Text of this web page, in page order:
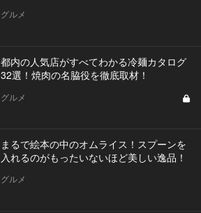
グルメ
都内の人気店がすべてわかる冷麺カタログ
32選！焼肉の名脇役を徹底取材！
グルメ
まるで絵本の中のオムライス！スプーンを
入れるのがもったいないほど美しい逸品！
グルメ